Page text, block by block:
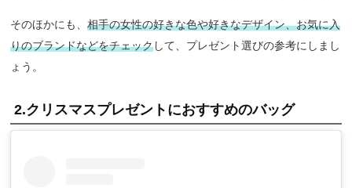
そのほかにも、相手の女性の好きな色や好きなデザイン、お気に入
りのブランドなどをチェックして、プレゼント選びの参考にしまし
ょう。
2.クリスマスプレゼントにおすすめのバッグ